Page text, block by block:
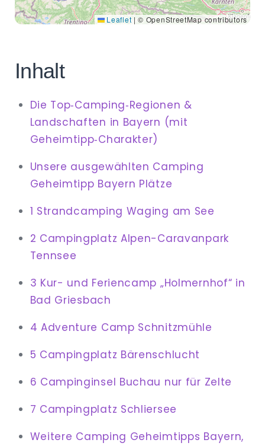
Leaflet | © OpenStreetMap contributors
Inhalt
Die Top‑Camping‑Regionen &
Landschaften in Bayern (mit
Geheimtipp‑Charakter)
Unsere ausgewählten Camping
Geheimtipp Bayern Plätze
1 Strandcamping Waging am See
2 Campingplatz Alpen-Caravanpark
Tennsee
3 Kur- und Feriencamp „Holmernhof“ in
Bad Griesbach
4 Adventure Camp Schnitzmühle
5 Campingplatz Bärenschlucht
6 Campinginsel Buchau nur für Zelte
7 Campingplatz Schliersee
Weitere Camping Geheimtipps Bayern,